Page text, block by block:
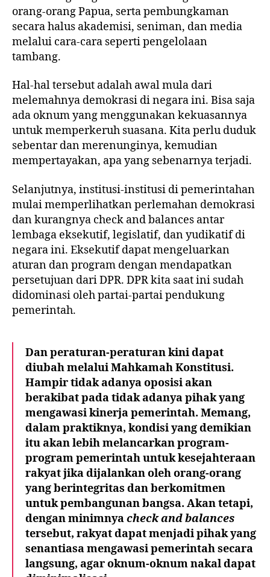
orang-orang Papua, serta pembungkaman
secara halus akademisi, seniman, dan media
melalui cara-cara seperti pengelolaan
tambang.
Hal-hal tersebut adalah awal mula dari
melemahnya demokrasi di negara ini. Bisa saja
ada oknum yang menggunakan kekuasannya
untuk memperkeruh suasana. Kita perlu duduk
sebentar dan merenunginya, kemudian
mempertayakan, apa yang sebenarnya terjadi.
Selanjutnya, institusi-institusi di pemerintahan
mulai memperlihatkan perlemahan demokrasi
dan kurangnya check and balances antar
lembaga eksekutif, legislatif, dan yudikatif di
negara ini. Eksekutif dapat mengeluarkan
aturan dan program dengan mendapatkan
persetujuan dari DPR. DPR kita saat ini sudah
didominasi oleh partai-partai pendukung
pemerintah.
Dan peraturan-peraturan kini dapat
diubah melalui Mahkamah Konstitusi.
Hampir tidak adanya oposisi akan
berakibat pada tidak adanya pihak yang
mengawasi kinerja pemerintah. Memang,
dalam praktiknya, kondisi yang demikian
itu akan lebih melancarkan program-
program pemerintah untuk kesejahteraan
rakyat jika dijalankan oleh orang-orang
yang berintegritas dan berkomitmen
untuk pembangunan bangsa. Akan tetapi,
dengan minimnyacheck and balances
tersebut, rakyat dapat menjadi pihak yang
senantiasa mengawasi pemerintah secara
langsung, agar oknum-oknum nakal dapat